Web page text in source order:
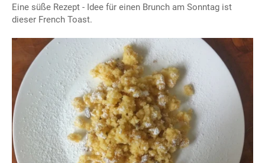
Eine süße Rezept - Idee für einen Brunch am Sonntag ist
dieser French Toast.